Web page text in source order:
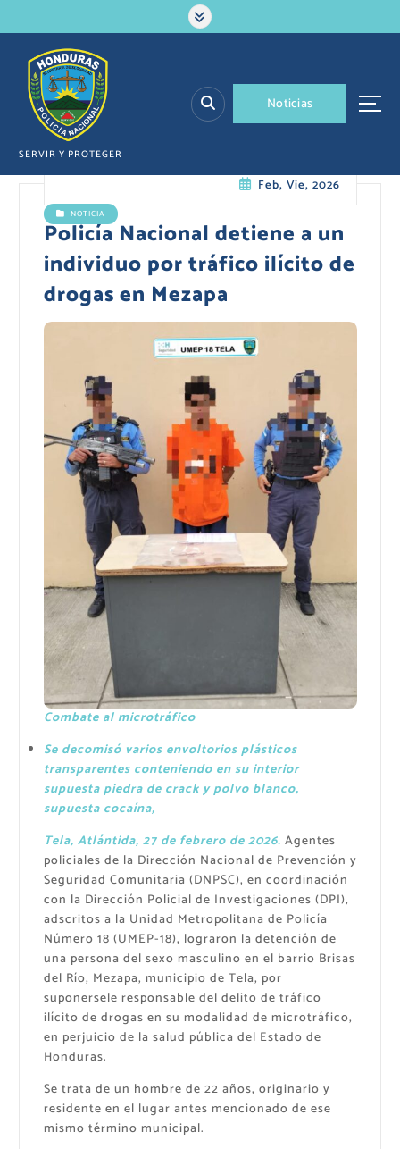
a
SERVIR Y PROTEGER
Noticias
Feb, Vie, 2026
NOTICIA
Policía Nacional detiene a un
individuo por tráfico ilícito de
drogas en Mezapa
Combate al microtráfico
Se decomisó varios envoltorios plásticos
transparentes conteniendo en su interior
supuesta piedra de crack y polvo blanco,
supuesta cocaína,
Tela, Atlántida, 27 de febrero de 2026. Agentes
policiales de la Dirección Nacional de Prevención y
Seguridad Comunitaria (DNPSC), en coordinación
con la Dirección Policial de Investigaciones (DPI),
adscritos a la Unidad Metropolitana de Policía
Número 18 (UMEP-18), lograron la detención de
una persona del sexo masculino en el barrio Brisas
del Río, Mezapa, municipio de Tela, por
suponersele responsable del delito de tráfico
ilícito de drogas en su modalidad de microtráfico,
en perjuicio de la salud pública del Estado de
Honduras.
Se trata de un hombre de 22 años, originario y
residente en el lugar antes mencionado de ese
mismo término municipal.